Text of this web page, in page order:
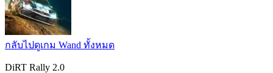
กลับไปดูเกม Wand ทั้งหมด
DiRT Rally 2.0